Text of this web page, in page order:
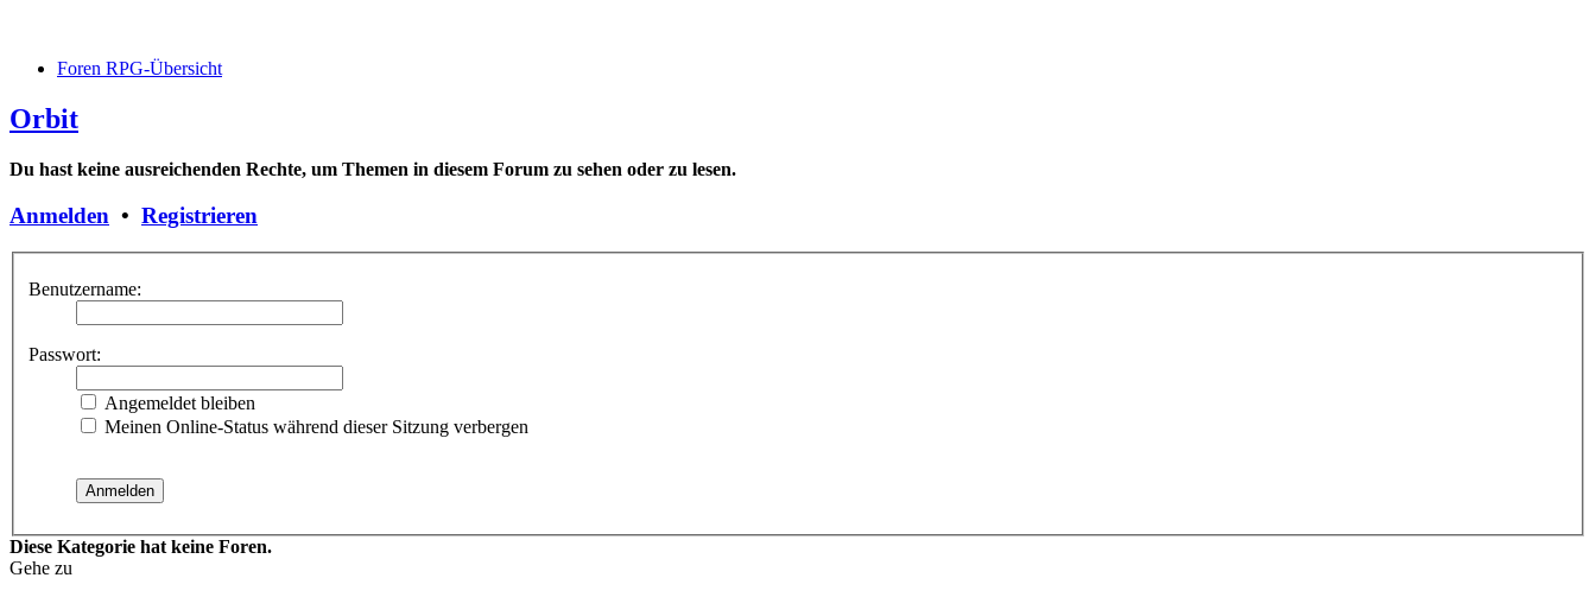
Foren RPG-Übersicht
Orbit
Du hast keine ausreichenden Rechte, um Themen in diesem Forum zu sehen oder zu lesen.
Anmelden • Registrieren
Benutzername:
Passwort:
Angemeldet bleiben
Meinen Online-Status während dieser Sitzung verbergen
Diese Kategorie hat keine Foren.
Gehe zu